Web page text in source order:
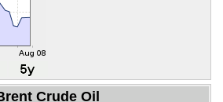
Crude Oil